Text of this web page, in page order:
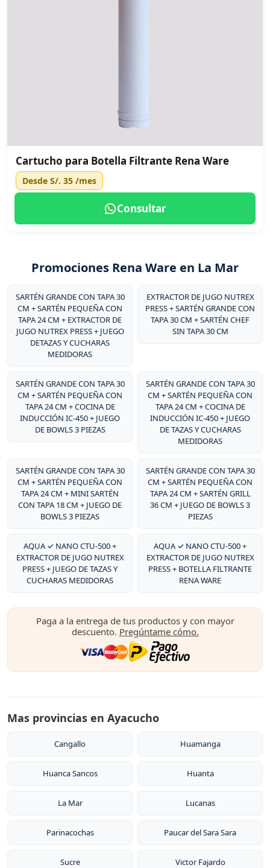
Cartucho para Botella Filtrante Rena Ware
Desde S/. 35 /mes
Consultar
Promociones Rena Ware en La Mar
SARTÉN GRANDE CON TAPA 30
CM + SARTÉN PEQUEÑA CON
TAPA 24 CM + EXTRACTOR DE
JUGO NUTREX PRESS + JUEGO
DETAZAS Y CUCHARAS
MEDIDORAS
EXTRACTOR DE JUGO NUTREX
PRESS + SARTÉN GRANDE CON
TAPA 30 CM + SARTÉN CHEF
SIN TAPA 30 CM
SARTÉN GRANDE CON TAPA 30
CM + SARTÉN PEQUEÑA CON
TAPA 24 CM + COCINA DE
INDUCCIÓN IC-450 + JUEGO
DE BOWLS 3 PIEZAS
SARTÉN GRANDE CON TAPA 30
CM + SARTÉN PEQUEÑA CON
TAPA 24 CM + COCINA DE
INDUCCIÓN IC-450 + JUEGO
DE TAZAS Y CUCHARAS
MEDIDORAS
SARTÉN GRANDE CON TAPA 30
CM + SARTÉN PEQUEÑA CON
TAPA 24 CM + MINI SARTÉN
CON TAPA 18 CM + JUEGO DE
BOWLS 3 PIEZAS
SARTÉN GRANDE CON TAPA 30
CM + SARTÉN PEQUEÑA CON
TAPA 24 CM + SARTÉN GRILL
36 CM + JUEGO DE BOWLS 3
PIEZAS
AQUA ✓ NANO CTU-500 +
EXTRACTOR DE JUGO NUTREX
PRESS + JUEGO DE TAZAS Y
CUCHARAS MEDIDORAS
AQUA ✓ NANO CTU-500 +
EXTRACTOR DE JUGO NUTREX
PRESS + BOTELLA FILTRANTE
RENA WARE
Paga a la entrega de tus productos y con mayor
descuento. Pregúntame cómo.
Mas provincias en Ayacucho
Cangallo Huamanga
Huanca Sancos Huanta
La Mar Lucanas
Parinacochas Paucar del Sara Sara
Sucre Victor Fajardo